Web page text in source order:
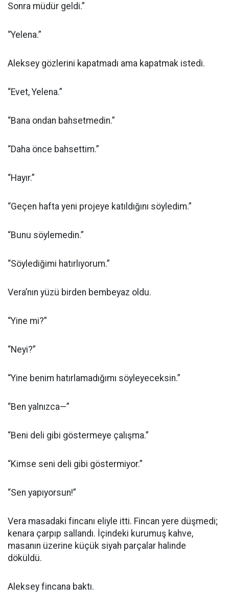
Sonra müdür geldi.”
“Yelena.”
Aleksey gözlerini kapatmadı ama kapatmak istedi.
“Evet, Yelena.”
“Bana ondan bahsetmedin.”
“Daha önce bahsettim.”
“Hayır.”
“Geçen hafta yeni projeye katıldığını söyledim.”
“Bunu söylemedin.”
“Söylediğimi hatırlıyorum.”
Vera’nın yüzü birden bembeyaz oldu.
“Yine mi?”
“Neyi?”
“Yine benim hatırlamadığımı söyleyeceksin.”
“Ben yalnızca—”
“Beni deli gibi göstermeye çalışma.”
“Kimse seni deli gibi göstermiyor.”
“Sen yapıyorsun!”
Vera masadaki fincanı eliyle itti. Fincan yere düşmedi;
kenara çarpıp sallandı. İçindeki kurumuş kahve,
masanın üzerine küçük siyah parçalar halinde
döküldü.
Aleksey fincana baktı.